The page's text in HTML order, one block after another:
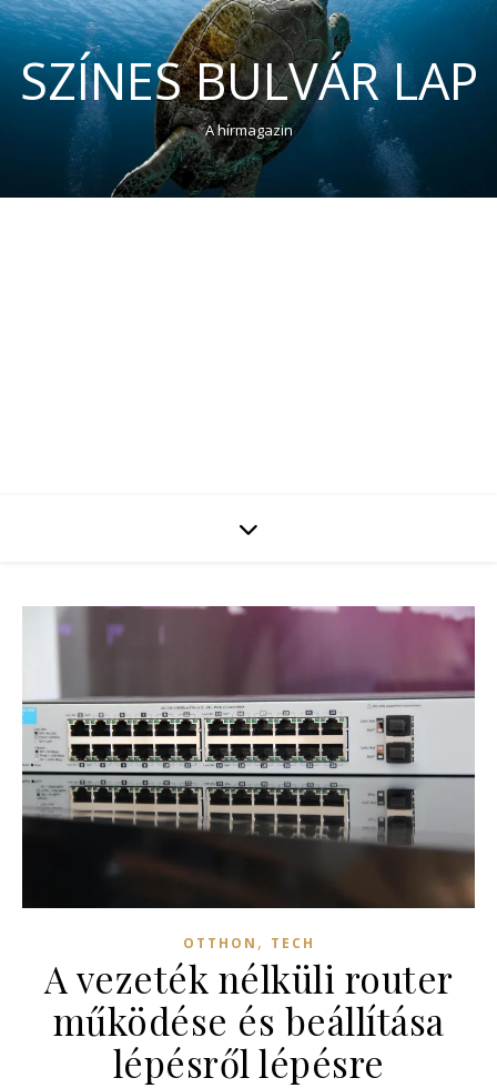
SZÍNES BULVÁR LAP
A hírmagazin
OTTHON , TECH
A vezeték nélküli router
működése és beállítása
lépésről lépésre